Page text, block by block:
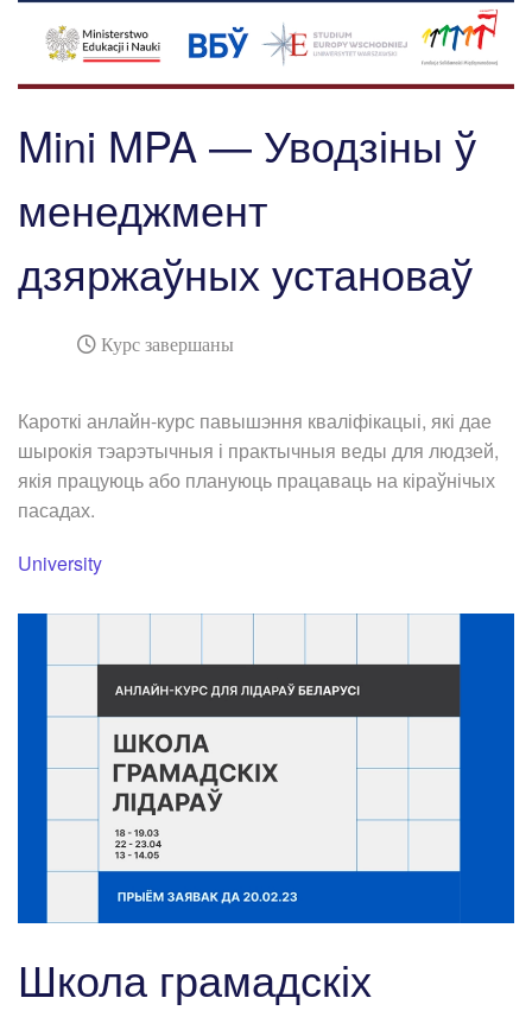
Mini MPA — Уводзіны ў
менеджмент
дзяржаўных установаў
Курс завершаны
Кароткі анлайн-курс павышэння кваліфікацыі, які дае
шырокія тэарэтычныя і практычныя веды для людзей,
якія працуюць або плануюць працаваць на кіраўнічых
пасадах.
University
Школа грамадскіх